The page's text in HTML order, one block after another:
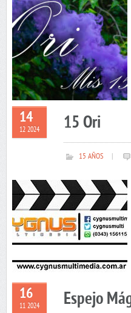
14
12 2024 15 Ori
15 AÑOS
16
11 2024 Espejo